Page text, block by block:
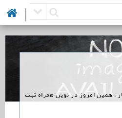
|
، همین امروز در نوین همراه ثبت